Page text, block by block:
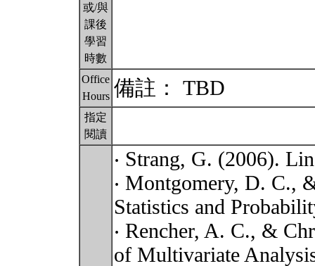
或/與
課後
學習
時數
Office
Hours 備註： TBD
指定
閱讀
‧ Strang, G. (2006).
‧ Montgomery, D. C.,
Statistics and
‧ Rencher, A. C., &
of Multivariate